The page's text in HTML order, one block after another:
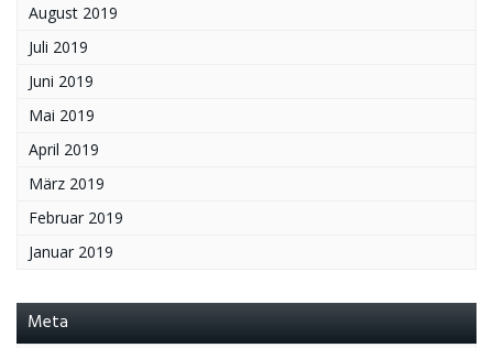
August 2019
Juli 2019
Juni 2019
Mai 2019
April 2019
März 2019
Februar 2019
Januar 2019
Meta